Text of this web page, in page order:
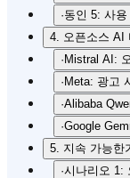
·동인 5: 사
4. 오픈소스 AI
· Mistral AI:
· Meta: 광고
·Alibaba
·Google
5. 지속 가능한
·시나리오 1: